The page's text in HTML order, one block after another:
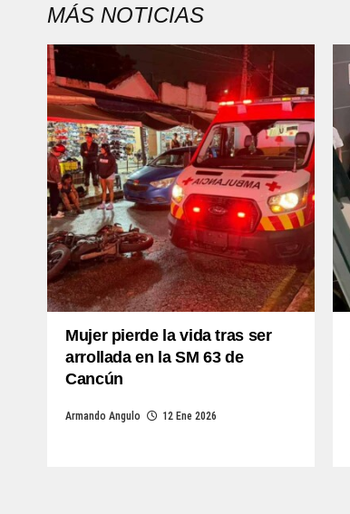
MÁS NOTICIAS
Mujer pierde la vida tras ser
arrollada en la SM 63 de
Cancún
Armando Angulo 12 Ene 2026